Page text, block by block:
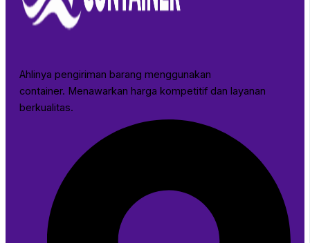
Ahlinya pengiriman barang menggunakan
container. Menawarkan harga kompetitif dan layanan
berkualitas.